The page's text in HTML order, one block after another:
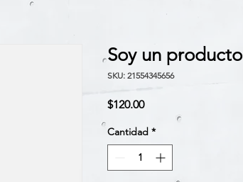
Soy un producto
SKU: 21554345656
$120.00Precio
Cantidad *